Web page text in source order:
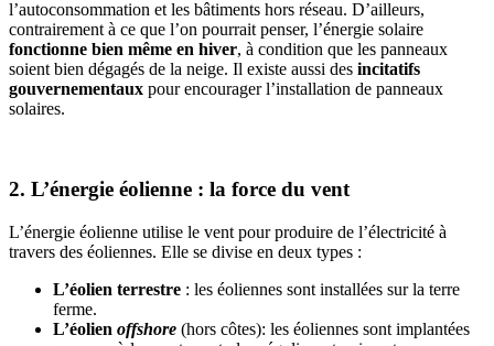
l’autoconsommation et les bâtiments hors réseau. D’ailleurs,
contrairement à ce que l’on pourrait penser, l’énergie solaire
fonctionne bien même en hiver, à condition que les panneaux
soient bien dégagés de la neige. Il existe aussi des incitatifs
gouvernementaux pour encourager l’installation de panneaux
solaires.
2. L’énergie éolienne : la force du vent
L’énergie éolienne utilise le vent pour produire de l’électricité à
travers des éoliennes. Elle se divise en deux types :
L’éolien terrestre : les éoliennes sont installées sur la terre
ferme.
L’éolien offshore (hors côtes): les éoliennes sont implantées